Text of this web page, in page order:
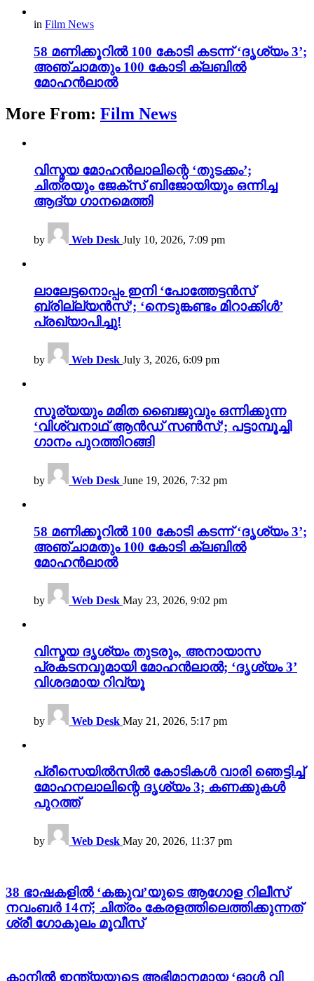
in Film News
58 മണിക്കൂറിൽ 100 കോടി കടന്ന് ‘ദൃശ്യം 3’;
അഞ്ചാമതും 100 കോടി ക്ലബിൽ
മോഹൻലാൽ
More From: Film News
വിസ്മയ മോഹൻലാലിന്റെ ‘തുടക്കം’;
ചിത്രയും ജേക്സ് ബിജോയിയും ഒന്നിച്ച
ആദ്യ ഗാനമെത്തി
by Web Desk July 10, 2026, 7:09 pm
ലാലേട്ടനൊപ്പം ഇനി ‘പോത്തേട്ടൻസ്
ബ്രില്ല്യൻസ്’; ‘നെടുങ്കണ്ടം മിറാക്കിൾ’
പ്രഖ്യാപിച്ചു!
by Web Desk July 3, 2026, 6:09 pm
സൂര്യയും മമിത ബൈജുവും ഒന്നിക്കുന്ന
‘വിശ്വനാഥ് ആൻഡ് സൺസ്’; പട്ടാമ്പൂച്ചി
ഗാനം പുറത്തിറങ്ങി
by Web Desk June 19, 2026, 7:32 pm
58 മണിക്കൂറിൽ 100 കോടി കടന്ന് ‘ദൃശ്യം 3’;
അഞ്ചാമതും 100 കോടി ക്ലബിൽ
മോഹൻലാൽ
by Web Desk May 23, 2026, 9:02 pm
വിസ്മയ ദൃശ്യം തുടരും, അനായാസ
പ്രകടനവുമായി മോഹൻലാൽ; ‘ദൃശ്യം 3’
വിശദമായ റിവ്യൂ
by Web Desk May 21, 2026, 5:17 pm
പ്രീസെയിൽസിൽ കോടികൾ വാരി ഞെട്ടിച്ച്
മോഹനലാലിന്റെ ദൃശ്യം 3; കണക്കുകൾ
പുറത്ത്
by Web Desk May 20, 2026, 11:37 pm
38 ഭാഷകളിൽ ‘കങ്കുവ’യുടെ ആഗോള റിലീസ്
നവംബർ 14ന്; ചിത്രം കേരളത്തിലെത്തിക്കുന്നത്
ശ്രീ ഗോകുലം മൂവീസ്
കാനിൽ ഇന്ത്യയുടെ അഭിമാനമായ ‘ഓൾ വി